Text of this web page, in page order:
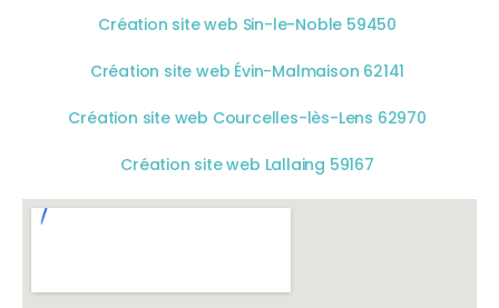
Création site web Sin-le-Noble 59450
Création site web Évin-Malmaison 62141
Création site web Courcelles-lès-Lens 62970
Création site web Lallaing 59167